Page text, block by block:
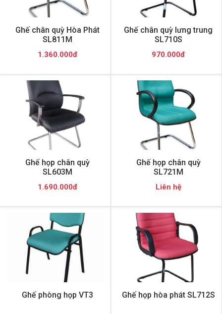
Ghế chân quỳ Hòa Phát
SL811M
1.360.000đ
Ghế chân quỳ lưng trung
SL710S
970.000đ
Ghế họp chân quỳ
SL603M
1.690.000đ
Ghế họp chân quỳ
SL721M
Liên hệ
Ghế phòng họp VT3 Ghế họp hòa phát SL712S